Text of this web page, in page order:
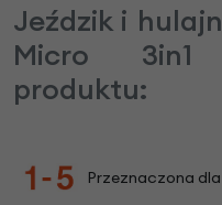
Jeździk i
Micro 3in1
produktu:
Przeznaczona